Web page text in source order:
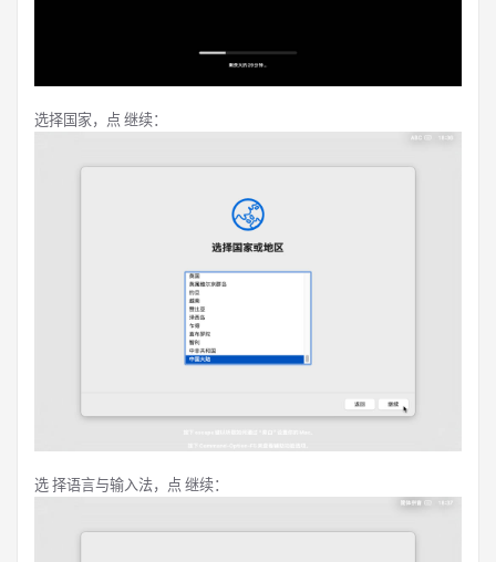
选择国家，点 继续：
选 择语言与输入法，点 继续：